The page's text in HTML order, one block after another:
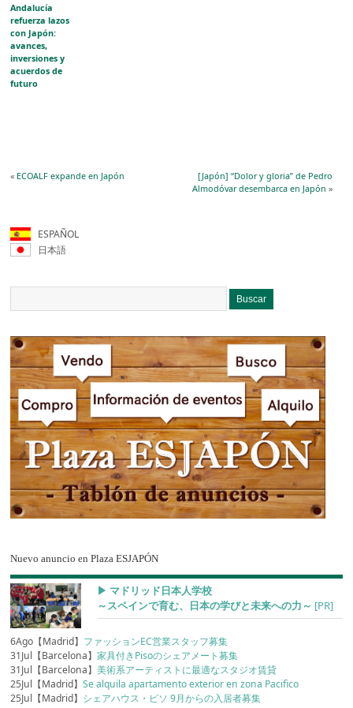
Andalucía
refuerza lazos
con Japón:
avances,
inversiones y
acuerdos de
futuro
« ECOALF expande en Japón
[Japón] “Dolor y gloria” de Pedro
Almodóvar desembarca en Japón »
ESPAÑOL
日本語
Nuevo anuncio en Plaza ESJAPÓN
▶︎ マドリッド日本人学校
～スペインで育む、日本の学びと未来への力～ [PR]
6Ago【Madrid】 ファッションEC営業スタッフ募集
31Jul【Barcelona】家具付きPisoのシェアメート募集
31Jul【Barcelona】美術系アーティストに最適なスタジオ賃貸
25Jul【Madrid】Se alquila apartamento exterior en zona Pacifico
25Jul【Madrid】 シェアハウス・ピソ 9月からの入居者募集